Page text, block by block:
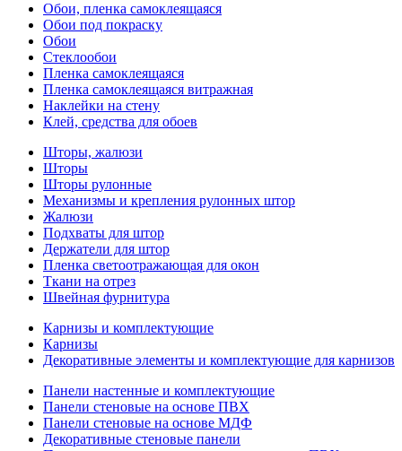
Обои, пленка самоклеящаяся
Обои под покраску
Обои
Стеклообои
Пленка самоклеящаяся
Пленка самоклеящаяся витражная
Наклейки на стену
Клей, средства для обоев
Шторы, жалюзи
Шторы
Шторы рулонные
Механизмы и крепления рулонных штор
Жалюзи
Подхваты для штор
Держатели для штор
Пленка светоотражающая для окон
Ткани на отрез
Швейная фурнитура
Карнизы и комплектующие
Карнизы
Декоративные элементы и комплектующие для карнизов
Панели настенные и комплектующие
Панели стеновые на основе ПВХ
Панели стеновые на основе МДФ
Декоративные стеновые панели